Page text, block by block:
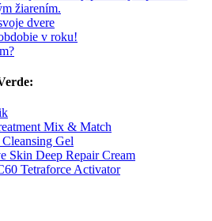
žiarením.
dvere
v roku!
Mix & Match
Gel
Skin Deep Repair Cream
Tetraforce Activator